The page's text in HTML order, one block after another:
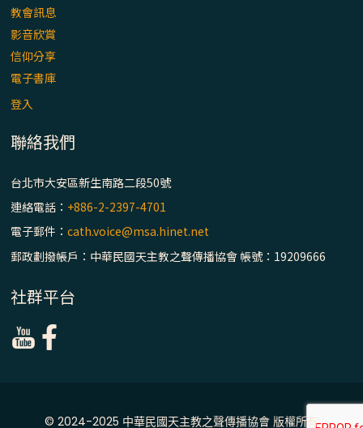
文神父
「禧年 來~」第十三集：論《在希望中得救》
通諭中的「希望」 / 台南中華聖母主教座堂
教會訊息
影音欣賞
信仰分享
電子書庫
登入
聯絡我們
台北市大安區新生南路二段50號
連絡電話： +886-2-2397-4701
電子郵件：cath.voice@msa.hinet.net
郵政劃撥帳戶：中華民國天主教之聲傳播協會 帳號：19209666
社群平台
© 2024-2025 中華民國天主教之聲傳播協會 版權所有